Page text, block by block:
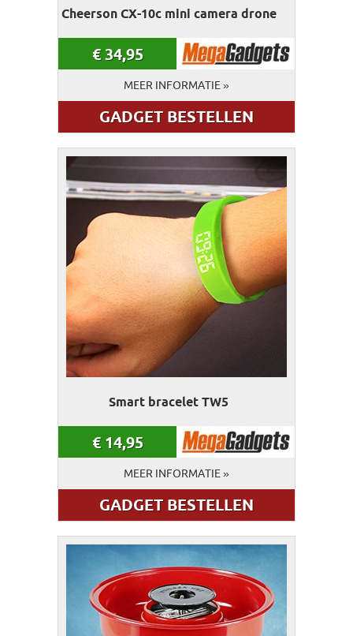
Cheerson CX-10c mini camera drone
€34,95
MEER INFORMATIE »
GADGET BESTELLEN
Smart bracelet TW5
€ 14,95
MEER INFORMATIE »
GADGET BESTELLEN